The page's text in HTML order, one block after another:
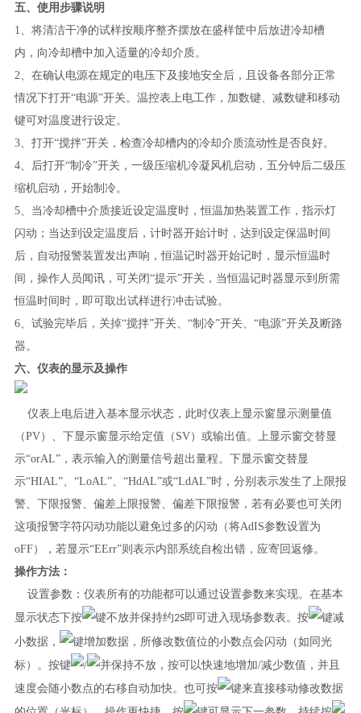
五、使用步骤说明
1、将清洁干净的试样按顺序整齐摆放在盛样筐中后放进冷却槽
内，向冷却槽中加入适量的冷却介质。
2、在确认电源在规定的电压下及接地安全后，且设备各部分正常
情况下打开“电源”开关。温控表上电工作，加数键、减数键和移动
键可对温度进行设定。
3、打开“搅拌”开关，检查冷却槽内的冷却介质流动性是否良好。
4、后打开“制冷”开关，一级压缩机冷凝风机启动，五分钟后二级压
缩机启动，开始制冷。
5、当冷却槽中介质接近设定温度时，恒温加热装置工作，指示灯
闪动；当达到设定温度后，计时器开始计时，达到设定保温时间
后，自动报警装置发出声响，恒温记时器开始记时，显示恒温时
间，操作人员闻讯，可关闭“提示”开关，当恒温记时器显示到所需
恒温时间时，即可取出试样进行冲击试验。
6、试验完毕后，关掉“搅拌”开关、“制冷”开关、“电源”开关及断路
器。
六、仪表的显示及操作
仪表上电后进入基本显示状态，此时仪表上显示窗显示测量值
（PV）、下显示窗显示给定值（SV）或输出值。上显示窗交替显
示“orAL”，表示输入的测量信号超出量程。下显示窗交替显
示“HIAL”、“LoAL”、“HdAL”或“LdAL”时，分别表示发生了上限报
警、下限报警、偏差上限报警、偏差下限报警，若有必要也可关闭
这项报警字符闪动功能以避免过多的闪动（将AdIS参数设置为
oFF），若显示“EErr”则表示内部系统自检出错，应寄回返修。
操作方法：
设置参数：仪表所有的功能都可以通过设置参数来实现。在基本
显示状态下按
键不放并保持约2S即可进入现场参数表。按
键减
小数据，
键增加数据，所修改数值位的小数点会闪动（如同光
标）。按键
/
并保持不放，按可以快速地增加/减少数值，并且
速度会随小数点的右移自动加快。也可按
键来直接移动修改数据